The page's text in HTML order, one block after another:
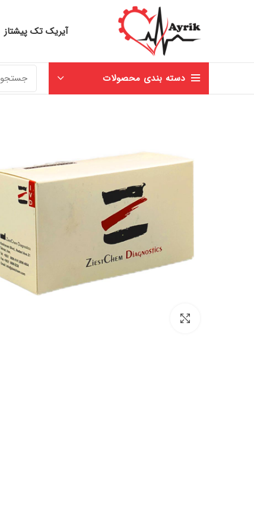
آیریک تک پیشتاز
دسته بندی محصولات